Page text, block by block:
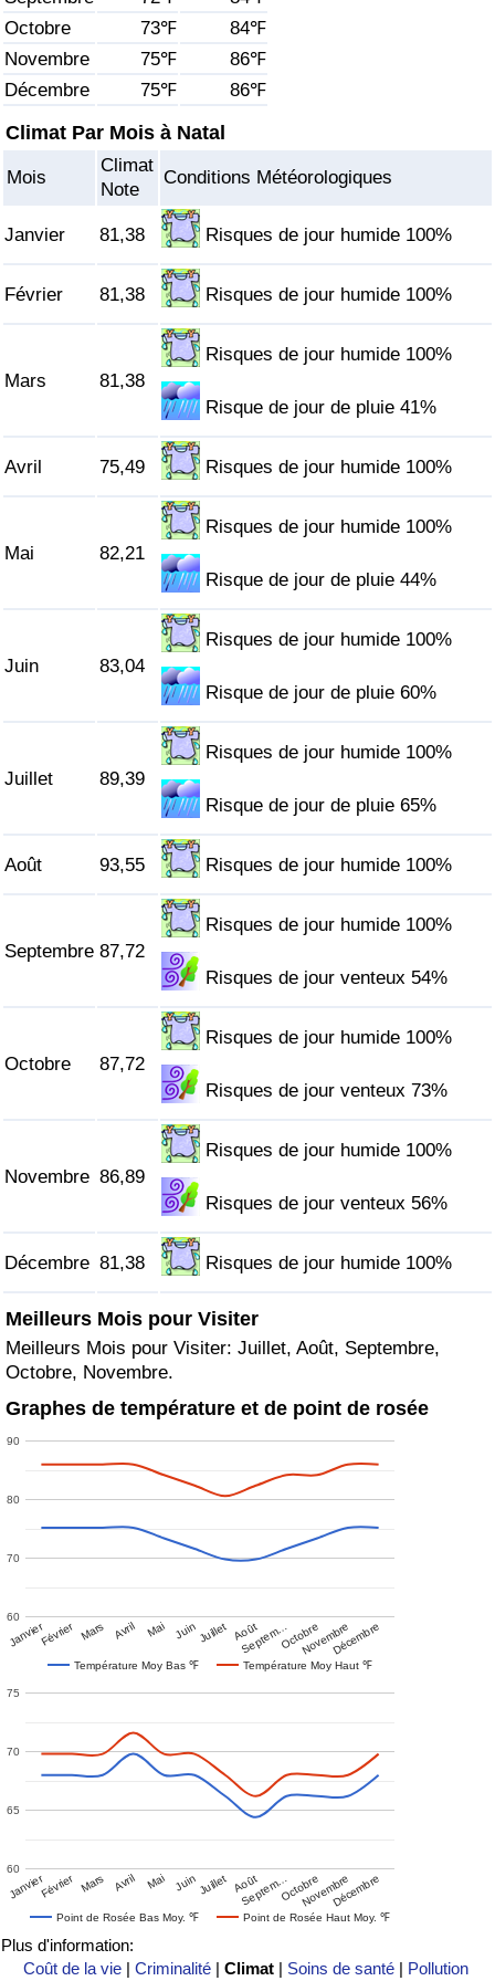
Octobre
73℉
84℉
Novembre
75℉
86℉
Décembre
75℉ 86℉
Climat Par Mois à Natal
Mois
Climat
Note
Conditions Météorologiques
Janvier 81,38 Risques de jour humide 100%
Février 81,38 Risques de jour humide 100%
Mars 81,38
Risques de jour humide 100%
Risque de jour de pluie 41%
Avril 75,49 Risques de jour humide 100%
Mai 82,21
Risques de jour humide 100%
Risque de jour de pluie 44%
Juin 83,04
Risques de jour humide 100%
Risque de jour de pluie 60%
Juillet 89,39
Risques de jour humide 100%
Risque de jour de pluie 65%
Août 93,55 Risques de jour humide 100%
Septembre 87,72
Risques de jour humide 100%
Risques de jour venteux 54%
Octobre 87,72
Risques de jour humide 100%
Risques de jour venteux 73%
Novembre 86,89
Risques de jour humide 100%
Risques de jour venteux 56%
Décembre 81,38 Risques de jour humide 100%
Meilleurs Mois pour Visiter
Meilleurs Mois pour Visiter: Juillet, Août, Septembre,
Octobre, Novembre.
Graphes de température et de point de rosée
Température Moy Bas ℉ Température Moy Haut ℉
JanvierFévrier Mars Avril Mai Juin Juillet Août
Septem…OctobreNovembreDécembre
60
70
80
90
Point de Rosée Bas Moy. ℉ Point de Rosée Haut Moy. ℉
JanvierFévrier Mars Avril Mai Juin Juillet Août
Septem…OctobreNovembreDécembre
60
65
70
75
Plus d'information:
Coût de la vie |Criminalité |Climat | Soins de santé | Pollution
Soins de santé
Indice des soins de santé (Actuel)
Indice des soins de santé par Pays
Indice de pollution
Indice de Trafic
Indice de Trafic par Pays